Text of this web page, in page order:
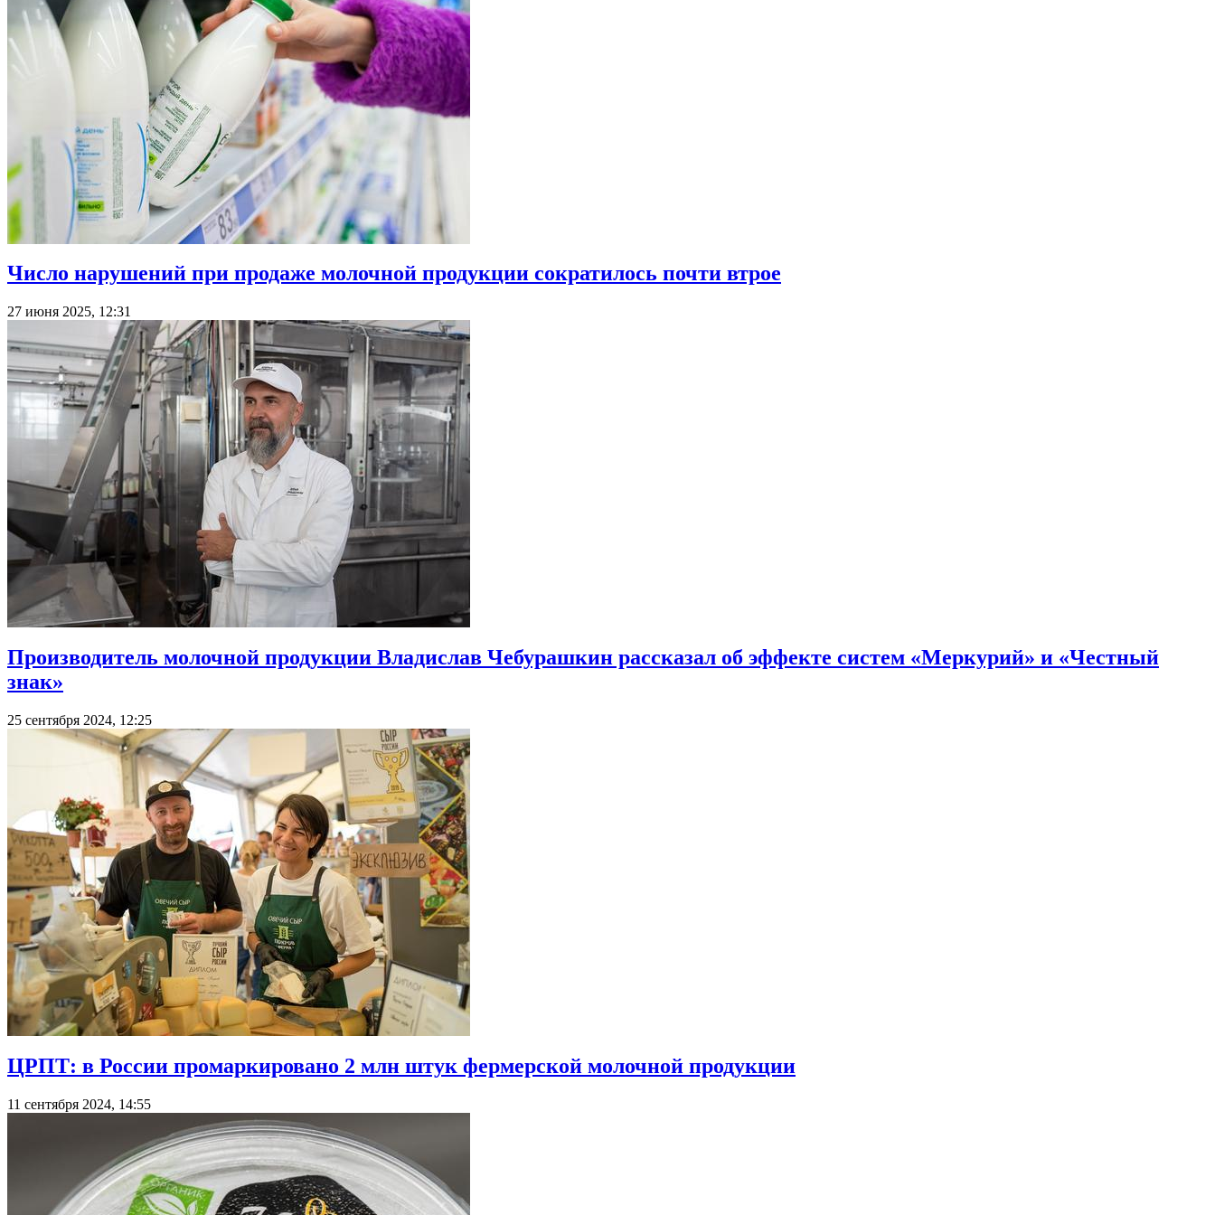
Число нарушений при продаже молочной продукции сократилось почти втрое
27 июня 2025, 12:31
Производитель молочной продукции Владислав Чебурашкин рассказал об эффекте систем «Меркурий» и «Честный
знак»
25 сентября 2024, 12:25
ЦРПТ: в России промаркировано 2 млн штук фермерской молочной продукции
11 сентября 2024, 14:55